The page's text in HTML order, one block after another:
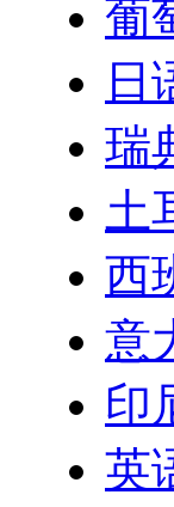
葡
日
瑞
土
西
意
印
英